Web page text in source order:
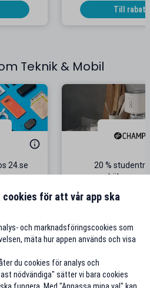
Till
Teknik & Mobil
24.se
20 %
cookies för att vår app ska
och marknadsföringscookies som
mäta hur appen används och visa
du cookies för analys och
nödvändiga" sätter vi bara cookies